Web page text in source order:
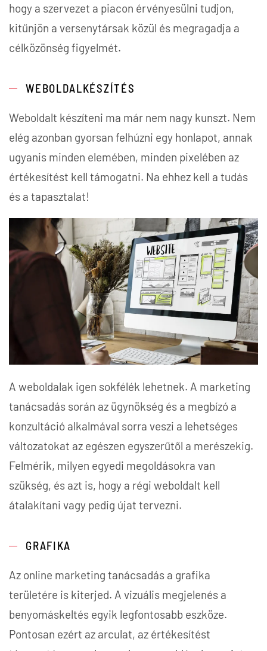
hogy a szervezet a piacon érvényesülni tudjon,
kitűnjön a versenytársak közül és megragadja a
célközönség figyelmét.
WEBOLDALKÉSZÍTÉS
Weboldalt készíteni ma már nem nagy kunszt. Nem
elég azonban gyorsan felhúzni egy honlapot, annak
ugyanis minden elemében, minden pixelében az
értékesítést kell támogatni. Na ehhez kell a tudás
és a tapasztalat!
A weboldalak igen sokfélék lehetnek. A marketing
tanácsadás során az ügynökség és a megbízó a
konzultáció alkalmával sorra veszi a lehetséges
változatokat az egészen egyszerűtől a merészekig.
Felmérik, milyen egyedi megoldásokra van
szükség, és azt is, hogy a régi weboldalt kell
átalakítani vagy pedig újat tervezni.
GRAFIKA
Az online marketing tanácsadás a grafika
területére is kiterjed. A vizuális megjelenés a
benyomáskeltés egyik legfontosabb eszköze.
Pontosan ezért az arculat, az értékesítést